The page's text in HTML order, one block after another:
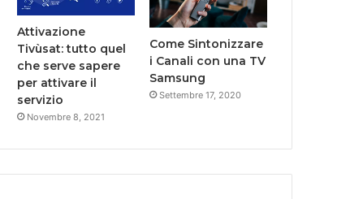
Attivazione
Tivùsat: tutto quel
che serve sapere
per attivare il
servizio
Novembre 8, 2021
Come Sintonizzare
i Canali con una TV
Samsung
Settembre 17, 2020